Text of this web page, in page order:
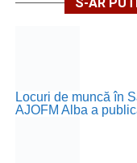
Locuri de muncă în
AJOFM Alba a